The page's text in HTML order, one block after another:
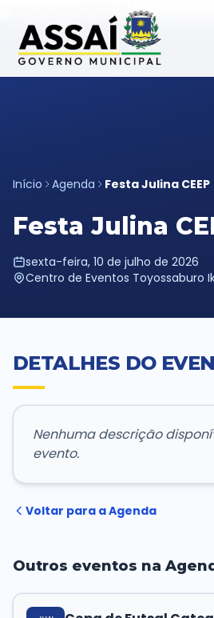
Ir para o conteúdo [1]
Início
Cidade
Transparência e Atos
Sou Assaiense
IDIOMA
ACESSIBILIDADE
Início Agenda Festa Julina CEEP
Festa Julina
sexta-feira, 10 de julho de 2026
Centro de Eventos Toyossaburo
DETALHES DO
Nenhuma descrição
evento.
Voltar para a Agenda
Outros eventos na